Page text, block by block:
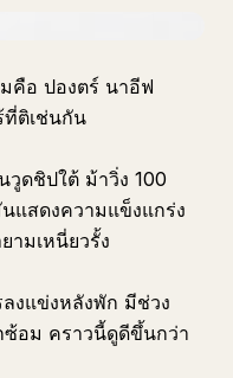
คือ ปองตร์ นาอีฟ
ที่ติเช่นกัน
วูดชิปใต้ ม้าวิ่ง 100
นแสดงความแข็งแกร่ง
ามเหนี่ยวรั้ง
งแข่งหลังพัก มีช่วง
ซ้อม คราวนี้ดูดีขึ้นกว่า